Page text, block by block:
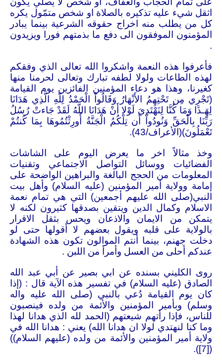
اثقل شيء عليه تذكيره بالصلاة او شخص متمّول يكره
كل من يطلب منه اخراج حقوقه الشرعية بينما يبادر
المؤمنون الموفقون الى دفع ما بذمتهم فورا ويزيدون
.
فأعرفوا هذه النعمة واشكروا الله تعالى الذي وفقكم
لهذه الطاعات ولولا لطفه تبارك وتعالى لحرمنا منها
كغيرنا، وهذا هو دعاء المؤمنين الفائزين يوم القيامة
(تَجْرِي مِن تَحْتِهِمُ الأَنْهَارُ وَقَالُواْ الْحَمْدُ لِلّهِ الَّذِي هَدَانَا
لِهَـذَا وَمَا كُنَّا لِنَهْتَدِيَ لَوْلا أَنْ هَدَانَا اللّهُ لَقَدْ جَاءتْ رُسُلُ
رَبِّنَا بِالْحَقِّ وَنُودُواْ أَن تِلْكُمُ الْجَنَّةُ أُورِثْتُمُوهَا بِمَا كُنتُمْ
تَعْمَلُونَ)(الأعراف/43).
وخذ مثالاً اخر ما يعرض اليوم على الشاشات
الفضائيات ووسائل التواصل الاجتماعي وتقنيات
المعلومات من الحجج البالغة والبراهين الواضحة على
إمامة وولاية أمير المؤمنين (عليه السلام) وأهل بيت
النبي(صلى الله عليهم أجمعين) التي هي تمام نعمة
الاسلام وكمال الدين ويتقين بصدقها كثيرون لكنه لا
يتمكن من الايمان والاذعان ويحس بثقل الاقرار
بالولاية على قلبه ويقول بعضهم لا أقولها حتى لو
دخلت جهنم، بينما أنتم الموالون تكون هذه الشهادة
عندكم أحلى من العسل وأمرأ من اللبن .
روى الكليني بسنده عن ابي بصير عن أبي عبد الله
الصادق (عليه السلام) في تفسير هذه الآية قال : (إذا
كان يوم القيامة دُعي بالنبي (صلى الله عليه واله
وسلم) وبأمير المؤمنين والأئمة من ولده فينصبون
للناس، فإذا رأتهم شيعتهم (الحمد لله الذي هدانا لهذا
وما كنا لنهتدي لولا ان هدانا الله) يعني : هدانا الله في
ولاية أمير المؤمنين والأئمة من ولده (عليهم السلام))
(
[7]
).